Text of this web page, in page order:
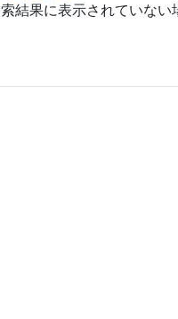
結果に表示されていな